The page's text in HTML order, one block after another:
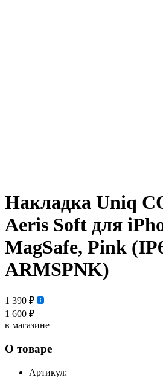
Накладка Uniq
Aeris Soft для
MagSafe, Pink
ARMSPNK)
1 390 ₽
1 600 ₽
в магазине
О товаре
Артикул: